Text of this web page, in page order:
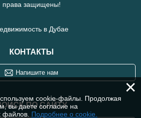
права защищены!
в Дубае
КОНТАКТЫ
Напишите нам
ПО САЙТУ
×
cookie-файлы. Продолжая
вы даете согласие на
файлов. Подробнее о cookie.